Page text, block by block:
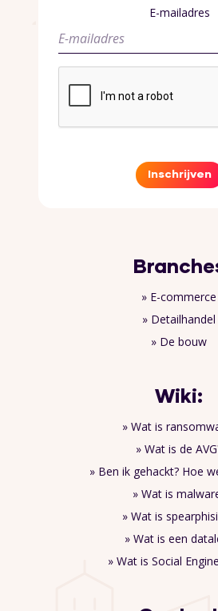
E-mailadres
Inschrijven
» E-commerce
» Detailhandel
» De bouw
Wiki:
» Wat is
» Wat is de
» Ben ik gehackt? Hoe
» Wat is
» Wat is
» Wat is een
» Wat is Social